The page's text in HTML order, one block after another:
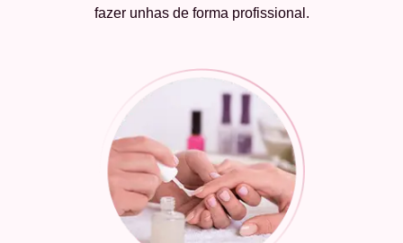
fazer unhas de forma profissional.